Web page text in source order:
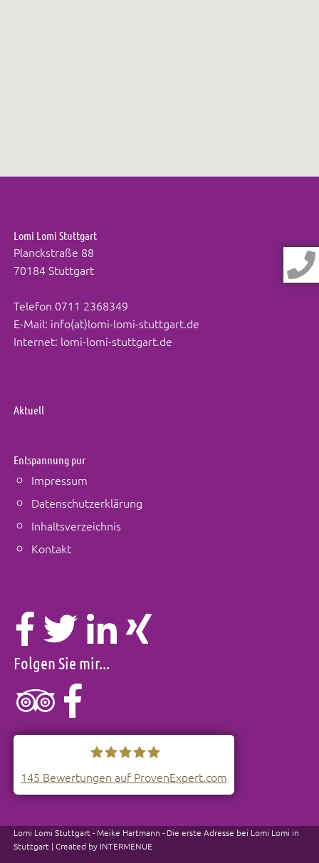
Lomi Lomi Stuttgart
Planckstraße 88
70184 Stuttgart
Telefon 0711 2368349
E-Mail: info(at)lomi-lomi-stuttgart.de
Internet: lomi-lomi-stuttgart.de
Aktuell
Entspannung pur
Impressum
Datenschutzerklärung
Inhaltsverzeichnis
Kontakt
Folgen Sie mir...
Lomi-Lomi Stuttgart
145 Bewertungen auf ProvenExpert.com
Lomi Lomi Stuttgart - Meike Hartmann - Die erste Adresse bei Lomi Lomi in
Stuttgart | Created by INTERMENUE